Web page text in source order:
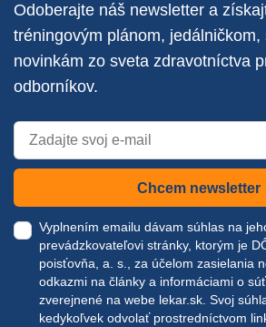
Odoberajte náš newsletter a
tréningovým plánom,
novinkám zo sveta zdravotníctva
odborníkov.
Chcem newsletter
Vyplnením emailu dávam súhlas na
prevádzkovateľovi stránky, ktorým je
poisťovňa, a. s., za účelom zasielania
odkazmi na články a informáciami o
zverejnené na webe lekar.sk. Svoj
kedykoľvek odvolať prostredníctvom